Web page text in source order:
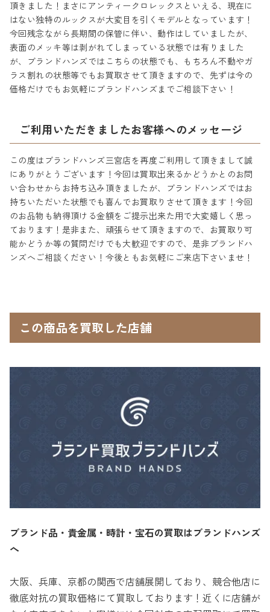
頂きました！まさにアンティークロレックスといえる、現在に
はない独特のルックスが大変目を引くモデルとなっています！
今回残念ながら長期間の保管に伴い、動作はしていましたが、
表面のメッキ等は剥がれてしまっている状態では有りました
が、ブランドハンズではこちらの状態でも、もちろん不動やガ
ラス割れの状態等でもお買取させて頂きますので、先ずは今の
価格だけでもお気軽にブランドハンズまでご相談下さい！
ご利用いただきましたお客様へのメッセージ
この度はブランドハンズ三宮店を再度ご利用して頂きまして誠
にありがとうございます！今回は買取出来るかどうかとのお問
い合わせからお持ち込み頂きましたが、ブランドハンズではお
持ちいただいた状態でも喜んでお買取りさせて頂きます！今回
のお品物も納得頂ける金額をご提示出来た用で大変嬉しく思っ
ております！是非また、頑張らせて頂きますので、お買取り可
能かどうか等の質問だけでも大歓迎ですので、是非ブランドハ
ンズへご相談ください！今後ともお気軽にご来店下さいませ！
この商品を買取した店舗
ブランド品・貴金属・時計・宝石の買取はブランドハンズ
へ
大阪、兵庫、京都の関西で店舗展開しており、競合他店に
徹底対抗の買取価格にて買取しております！近くに店舗が